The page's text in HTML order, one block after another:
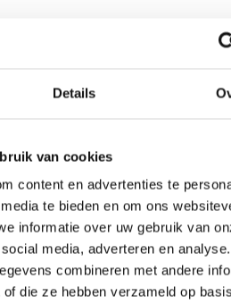
Details
van cookies
content en advertenties te
te bieden en om ons
informatie over uw gebruik van
media, adverteren en
combineren met andere
die ze hebben verzameld op